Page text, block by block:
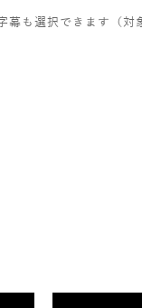
も選択できます（対